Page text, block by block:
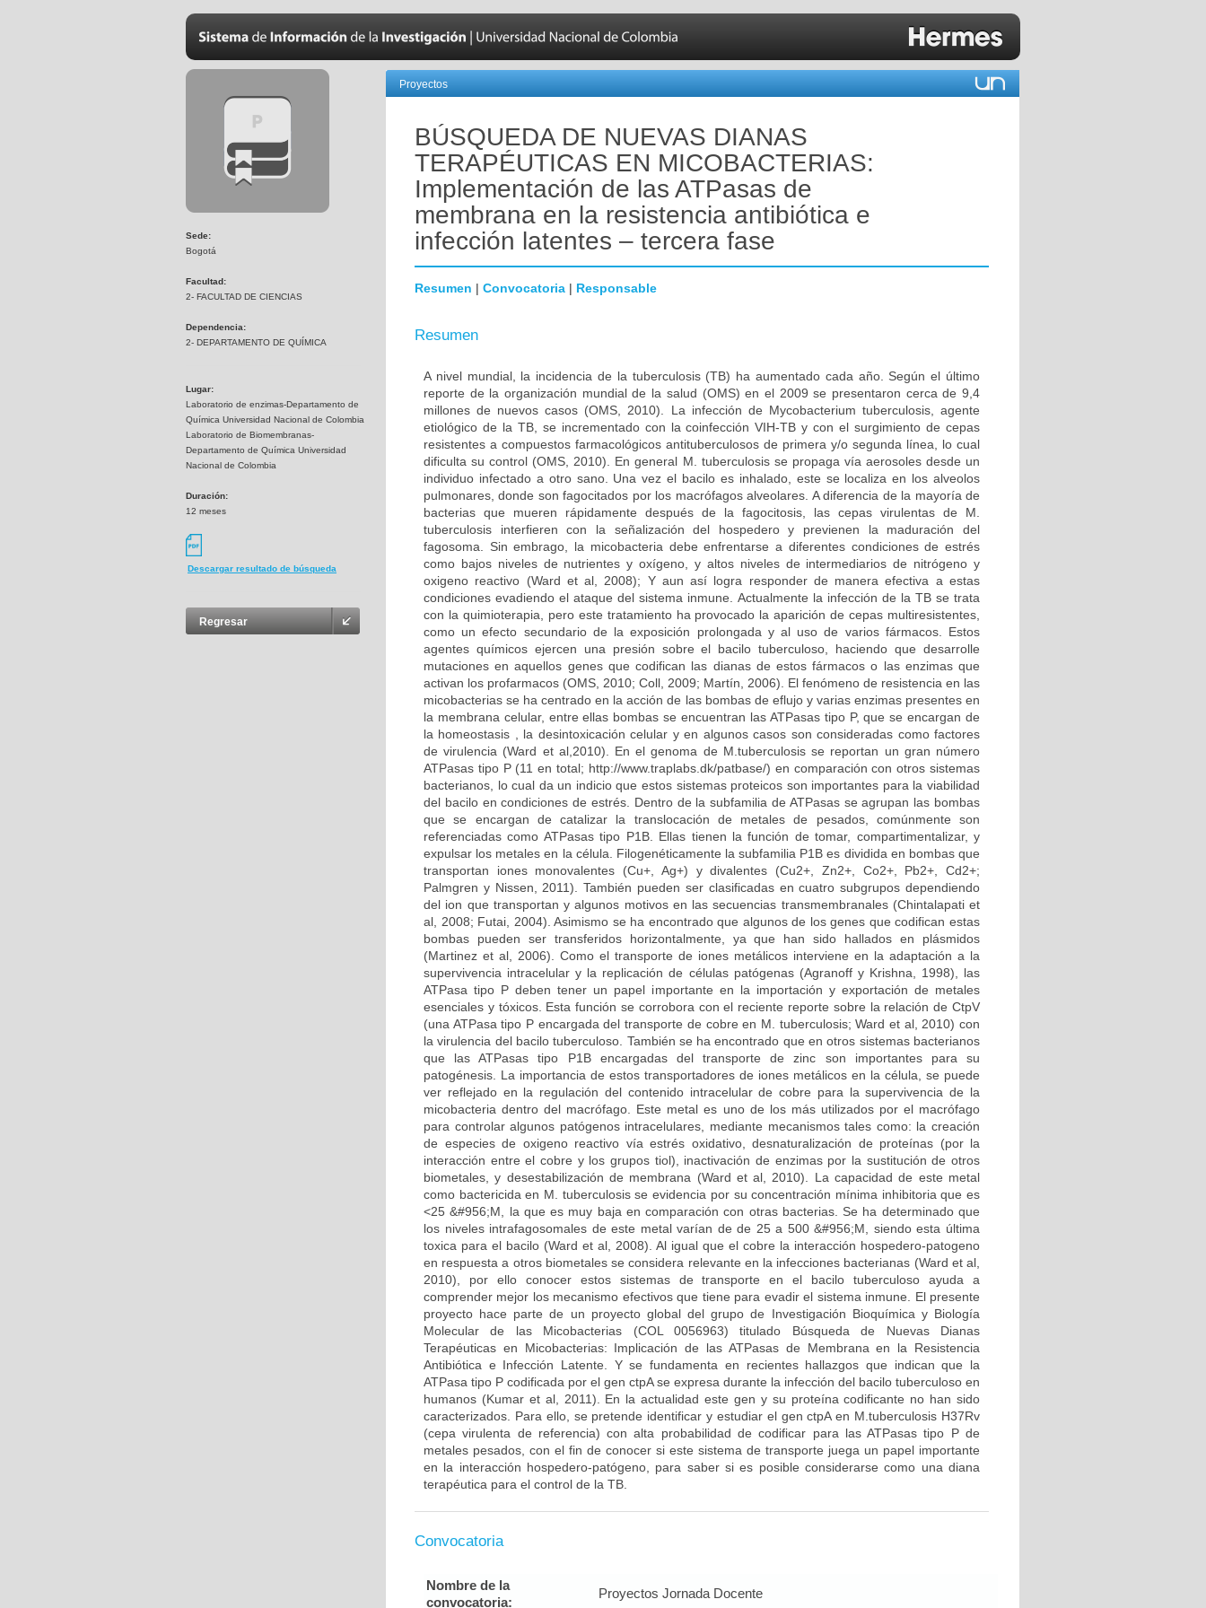
Sede:
Bogotá
Facultad:
2- FACULTAD DE CIENCIAS
Dependencia:
2- DEPARTAMENTO DE QUÍMICA
Lugar:
Laboratorio de enzimas-Departamento de
Química Universidad Nacional de Colombia
Laboratorio de Biomembranas-
Departamento de Química Universidad
Nacional de Colombia
Duración:
12 meses
Descargar resultado de búsqueda
Regresar
Proyectos
BÚSQUEDA DE NUEVAS DIANAS
TERAPÉUTICAS EN MICOBACTERIAS:
Implementación de las ATPasas de
membrana en la resistencia antibiótica e
infección latentes – tercera fase
Resumen | Convocatoria | Responsable
Resumen
A nivel mundial, la incidencia de la tuberculosis (TB) ha aumentado cada año. Según el último
reporte de la organización mundial de la salud (OMS) en el 2009 se presentaron cerca de 9,4
millones de nuevos casos (OMS, 2010). La infección de Mycobacterium tuberculosis, agente
etiológico de la TB, se incrementado con la coinfección VIH-TB y con el surgimiento de cepas
resistentes a compuestos farmacológicos antituberculosos de primera y/o segunda línea, lo cual
dificulta su control (OMS, 2010). En general M. tuberculosis se propaga vía aerosoles desde un
individuo infectado a otro sano. Una vez el bacilo es inhalado, este se localiza en los alveolos
pulmonares, donde son fagocitados por los macrófagos alveolares. A diferencia de la mayoría de
bacterias que mueren rápidamente después de la fagocitosis, las cepas virulentas de M.
tuberculosis interfieren con la señalización del hospedero y previenen la maduración del
fagosoma. Sin embrago, la micobacteria debe enfrentarse a diferentes condiciones de estrés
como bajos niveles de nutrientes y oxígeno, y altos niveles de intermediarios de nitrógeno y
oxigeno reactivo (Ward et al, 2008); Y aun así logra responder de manera efectiva a estas
condiciones evadiendo el ataque del sistema inmune. Actualmente la infección de la TB se trata
con la quimioterapia, pero este tratamiento ha provocado la aparición de cepas multiresistentes,
como un efecto secundario de la exposición prolongada y al uso de varios fármacos. Estos
agentes químicos ejercen una presión sobre el bacilo tuberculoso, haciendo que desarrolle
mutaciones en aquellos genes que codifican las dianas de estos fármacos o las enzimas que
activan los profarmacos (OMS, 2010; Coll, 2009; Martín, 2006). El fenómeno de resistencia en las
micobacterias se ha centrado en la acción de las bombas de eflujo y varias enzimas presentes en
la membrana celular, entre ellas bombas se encuentran las ATPasas tipo P, que se encargan de
la homeostasis , la desintoxicación celular y en algunos casos son consideradas como factores
de virulencia (Ward et al,2010). En el genoma de M.tuberculosis se reportan un gran número
ATPasas tipo P (11 en total; http://www.traplabs.dk/patbase/) en comparación con otros sistemas
bacterianos, lo cual da un indicio que estos sistemas proteicos son importantes para la viabilidad
del bacilo en condiciones de estrés. Dentro de la subfamilia de ATPasas se agrupan las bombas
que se encargan de catalizar la translocación de metales de pesados, comúnmente son
referenciadas como ATPasas tipo P1B. Ellas tienen la función de tomar, compartimentalizar, y
expulsar los metales en la célula. Filogenéticamente la subfamilia P1B es dividida en bombas que
transportan iones monovalentes (Cu+, Ag+) y divalentes (Cu2+, Zn2+, Co2+, Pb2+, Cd2+;
Palmgren y Nissen, 2011). También pueden ser clasificadas en cuatro subgrupos dependiendo
del ion que transportan y algunos motivos en las secuencias transmembranales (Chintalapati et
al, 2008; Futai, 2004). Asimismo se ha encontrado que algunos de los genes que codifican estas
bombas pueden ser transferidos horizontalmente, ya que han sido hallados en plásmidos
(Martinez et al, 2006). Como el transporte de iones metálicos interviene en la adaptación a la
supervivencia intracelular y la replicación de células patógenas (Agranoff y Krishna, 1998), las
ATPasa tipo P deben tener un papel importante en la importación y exportación de metales
esenciales y tóxicos. Esta función se corrobora con el reciente reporte sobre la relación de CtpV
(una ATPasa tipo P encargada del transporte de cobre en M. tuberculosis; Ward et al, 2010) con
la virulencia del bacilo tuberculoso. También se ha encontrado que en otros sistemas bacterianos
que las ATPasas tipo P1B encargadas del transporte de zinc son importantes para su
patogénesis. La importancia de estos transportadores de iones metálicos en la célula, se puede
ver reflejado en la regulación del contenido intracelular de cobre para la supervivencia de la
micobacteria dentro del macrófago. Este metal es uno de los más utilizados por el macrófago
para controlar algunos patógenos intracelulares, mediante mecanismos tales como: la creación
de especies de oxigeno reactivo vía estrés oxidativo, desnaturalización de proteínas (por la
interacción entre el cobre y los grupos tiol), inactivación de enzimas por la sustitución de otros
biometales, y desestabilización de membrana (Ward et al, 2010). La capacidad de este metal
como bactericida en M. tuberculosis se evidencia por su concentración mínima inhibitoria que es
<25 &#956;M, la que es muy baja en comparación con otras bacterias. Se ha determinado que
los niveles intrafagosomales de este metal varían de de 25 a 500 &#956;M, siendo esta última
toxica para el bacilo (Ward et al, 2008). Al igual que el cobre la interacción hospedero-patogeno
en respuesta a otros biometales se considera relevante en la infecciones bacterianas (Ward et al,
2010), por ello conocer estos sistemas de transporte en el bacilo tuberculoso ayuda a
comprender mejor los mecanismo efectivos que tiene para evadir el sistema inmune. El presente
proyecto hace parte de un proyecto global del grupo de Investigación Bioquímica y Biología
Molecular de las Micobacterias (COL 0056963) titulado Búsqueda de Nuevas Dianas
Terapéuticas en Micobacterias: Implicación de las ATPasas de Membrana en la Resistencia
Antibiótica e Infección Latente. Y se fundamenta en recientes hallazgos que indican que la
ATPasa tipo P codificada por el gen ctpA se expresa durante la infección del bacilo tuberculoso en
humanos (Kumar et al, 2011). En la actualidad este gen y su proteína codificante no han sido
caracterizados. Para ello, se pretende identificar y estudiar el gen ctpA en M.tuberculosis H37Rv
(cepa virulenta de referencia) con alta probabilidad de codificar para las ATPasas tipo P de
metales pesados, con el fin de conocer si este sistema de transporte juega un papel importante
en la interacción hospedero-patógeno, para saber si es posible considerarse como una diana
terapéutica para el control de la TB.
Convocatoria
Nombre de la
convocatoria:
Proyectos Jornada Docente